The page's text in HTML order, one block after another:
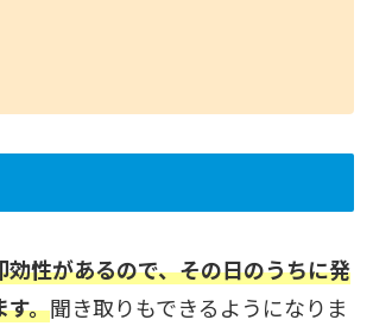
効性があるので、その日のうちに発
す。聞き取りもできるようになりま